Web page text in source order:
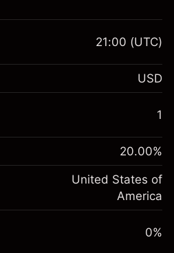
$1,000.00
de
(-$1.08)
avec effet de levier
fonds
de la
-0.000654
%
(-$0.03)
effet de levier
21:00 (UTC)
USD
1
20.00%
United States of
America
0%